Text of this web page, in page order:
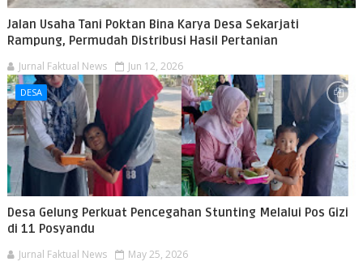
Jalan Usaha Tani Poktan Bina Karya Desa Sekarjati
Rampung, Permudah Distribusi Hasil Pertanian
Jurnal Faktual News Jun 12, 2026
DESA
Desa Gelung Perkuat Pencegahan Stunting Melalui Pos Gizi
di 11 Posyandu
Jurnal Faktual News May 25, 2026